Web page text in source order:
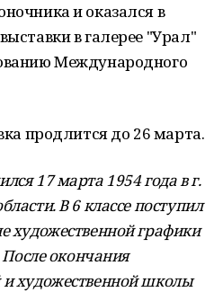
и оказался в
в галерее "Урал"
Международного
продлится до 26 марта.
17 марта 1954 года в г.
В 6 классе поступил
художественной графики
окончания
художественной школы